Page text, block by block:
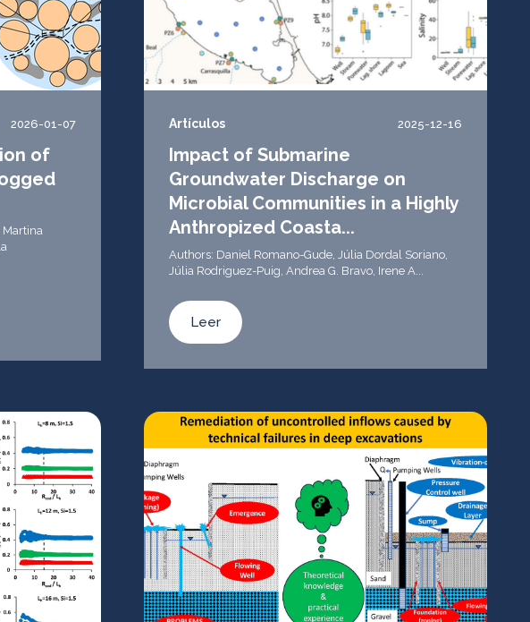
2026-01-07
of
Martina
Artículos 2025-12-16
Impact of Submarine
Groundwater Discharge on
Microbial Communities in a Highly
Anthropized Coasta...
Authors: Daniel Romano-Gude, Júlia Dordal Soriano,
Júlia Rodriguez-Puig, Andrea G. Bravo, Irene A...
Leer